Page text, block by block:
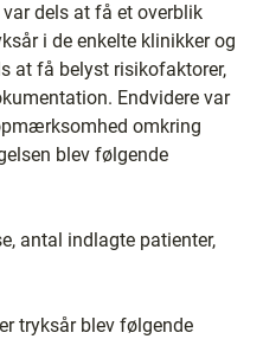
dels at få et overblik
i de enkelte klinikker og
at få belyst risikofaktorer,
Endvidere var
omkring
blev følgende
antal indlagte patienter,
tryksår blev følgende